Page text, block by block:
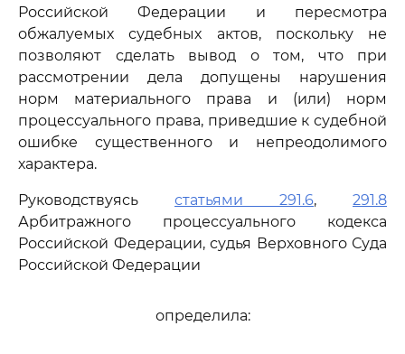
Российской Федерации и пересмотра
обжалуемых судебных актов, поскольку не
позволяют сделать вывод о том, что при
рассмотрении дела допущены нарушения
норм материального права и (или) норм
процессуального права, приведшие к судебной
ошибке существенного и непреодолимого
характера.
Руководствуясь статьями 291.6, 291.8
Арбитражного процессуального кодекса
Российской Федерации, судья Верховного Суда
Российской Федерации
определила: